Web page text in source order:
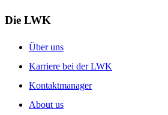
Die LWK
Über uns
Karriere bei der LWK
Kontaktmanager
About us